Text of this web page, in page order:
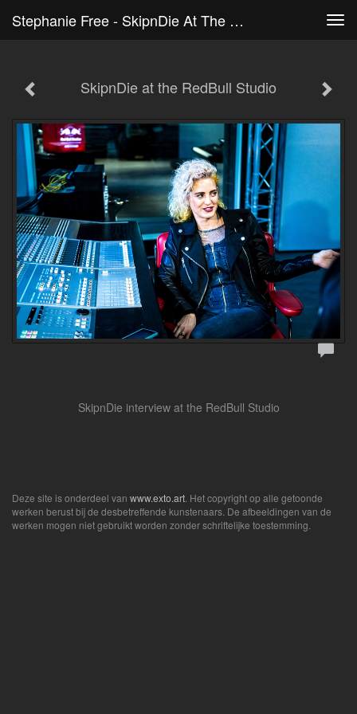
Stephanie Free - SkipnDie At The RedBull Studio
SkipnDie at the RedBull Studio
SkipnDie interview at the RedBull Studio
Deze site is onderdeel van www.exto.art. Het copyright op alle getoonde
werken berust bij de desbetreffende kunstenaars. De afbeeldingen van de
werken mogen niet gebruikt worden zonder schriftelijke toestemming.